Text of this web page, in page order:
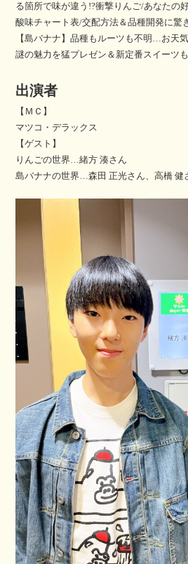
る箇所で味が違う!?衝撃りんご/あなたの
酸味チャート表/交配方法＆品種開発に
【島バナナ】品種もルーツも不明…お天
謎の魅力を猛プレゼン＆新定番スイーツ
出演者
【ＭＣ】
マツコ・デラックス
【ゲスト】
りんごの世界…緒方 湊さん
島バナナの世界…森田 正光さん、高橋 健